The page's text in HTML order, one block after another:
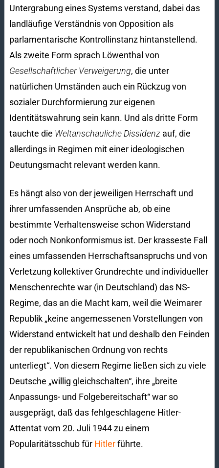
Untergrabung eines Systems verstand, dabei das
landläufige Verständnis von Opposition als
parlamentarische Kontrollinstanz hintanstellend.
Als zweite Form sprach Löwenthal von
Gesellschaftlicher Verweigerung, die unter
natürlichen Umständen auch ein Rückzug von
sozialer Durchformierung zur eigenen
Identitätswahrung sein kann. Und als dritte Form
tauchte die Weltanschauliche Dissidenz auf, die
allerdings in Regimen mit einer ideologischen
Deutungsmacht relevant werden kann.
Es hängt also von der jeweiligen Herrschaft und
ihrer umfassenden Ansprüche ab, ob eine
bestimmte Verhaltensweise schon Widerstand
oder noch Nonkonformismus ist. Der krasseste Fall
eines umfassenden Herrschaftsanspruchs und von
Verletzung kollektiver Grundrechte und individueller
Menschenrechte war (in Deutschland) das NS-
Regime, das an die Macht kam, weil die Weimarer
Republik „keine angemessenen Vorstellungen von
Widerstand entwickelt hat und deshalb den Feinden
der republikanischen Ordnung von rechts
unterliegt“. Von diesem Regime ließen sich zu viele
Deutsche „willig gleichschalten“, ihre „breite
Anpassungs- und Folgebereitschaft“ war so
ausgeprägt, daß das fehlgeschlagene Hitler-
Attentat vom 20. Juli 1944 zu einem
Popularitätsschub für Hitlerführte.